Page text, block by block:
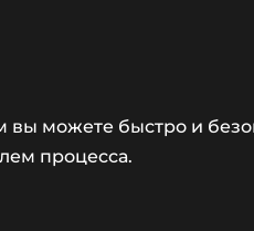
вы можете быстро и
процесса.